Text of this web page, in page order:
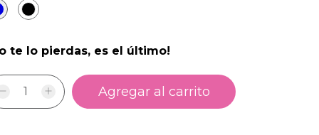
te lo pierdas, es el último!